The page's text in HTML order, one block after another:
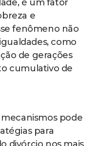
é um fator
e
fenômeno não
como
de gerações
cumulativo de
pode
para